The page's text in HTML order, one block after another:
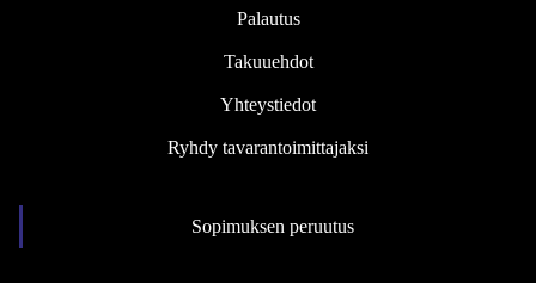
Palautus
Takuuehdot
Yhteystiedot
Ryhdy tavarantoimittajaksi
Sopimuksen peruutus